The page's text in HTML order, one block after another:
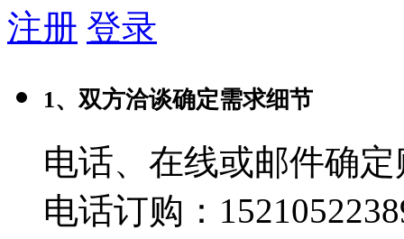
注册 登录
1、双方洽谈确定需求细节
电话、在线或邮件确
电话订购：